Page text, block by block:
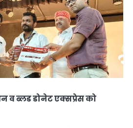
व ब्लड डोनेट एक्सप्रेस को